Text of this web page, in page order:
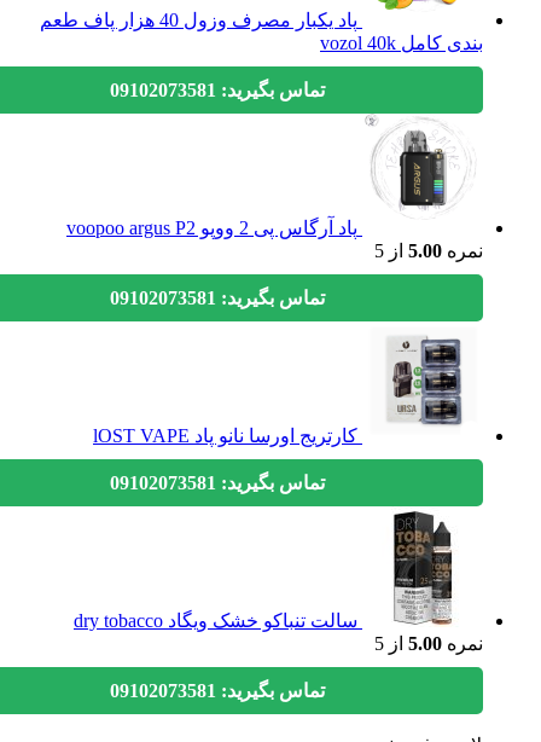
پاد یکبار مصرف وزول 40 هزار پاف طعم
بندی کامل vozol 40k
تماس بگیرید: 09102073581
پاد آرگاس پی 2 ووپو voopoo argus P2
نمره5.00 از 5
تماس بگیرید: 09102073581
کارتریج اورسا نانو پاد lOST VAPE
تماس بگیرید: 09102073581
سالت تنباکو خشک ویگاد dry tobacco
نمره5.00 از 5
تماس بگیرید: 09102073581